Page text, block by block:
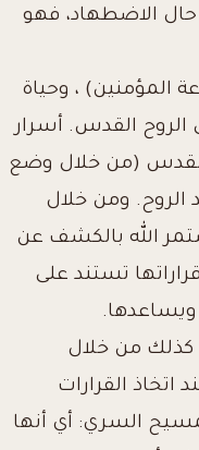
حال الاضطهاد، فهو
المؤمنين) ، وحياة
الروح القدس. أسرار
القدس (من خلال وضع
الروح. ومن خلال
الله بالكشف عن
تستند على
ويساعدها.
كذلك من خلال
القرارات
السري: أي أنها